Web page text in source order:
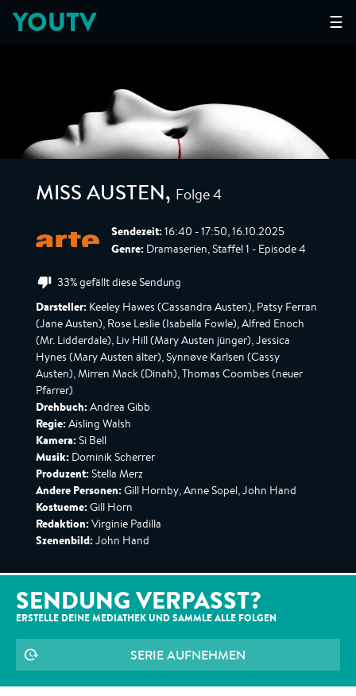
☰
YOUTV
MISS AUSTEN, Folge 4
Sendezeit: 16:40 - 17:50, 16.10.2025
Genre: Dramaserien, Staffel 1 - Episode 4
33% gefällt diese Sendung
Darsteller: Keeley Hawes (Cassandra Austen), Patsy Ferran
(Jane Austen), Rose Leslie (Isabella Fowle), Alfred Enoch
(Mr. Lidderdale), Liv Hill (Mary Austen jünger), Jessica
Hynes (Mary Austen älter), Synnøve Karlsen (Cassy
Austen), Mirren Mack (Dinah), Thomas Coombes (neuer
Pfarrer)
Drehbuch: Andrea Gibb
Regie: Aisling Walsh
Kamera: Si Bell
Musik: Dominik Scherrer
Produzent: Stella Merz
Andere Personen: Gill Hornby, Anne Sopel, John Hand
Kostueme: Gill Horn
Redaktion: Virginie Padilla
Szenenbild: John Hand
SENDUNG VERPASST?
ERSTELLE DEINE MEDIATHEK UND SAMMLE ALLE FOLGEN
SERIE AUFNEHMEN